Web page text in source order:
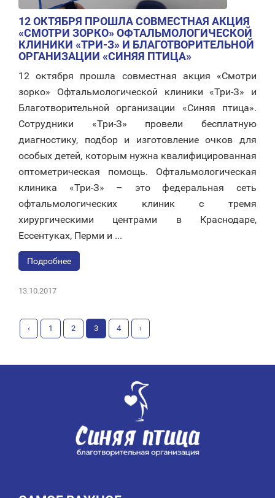
12 ОКТЯБРЯ ПРОШЛА СОВМЕСТНАЯ АКЦИЯ
«СМОТРИ ЗОРКО» ОФТАЛЬМОЛОГИЧЕСКОЙ
КЛИНИКИ «ТРИ-З» И БЛАГОТВОРИТЕЛЬНОЙ
ОРГАНИЗАЦИИ «СИНЯЯ ПТИЦА»
12 октября прошла совместная акция «Смотри
зорко» Офтальмологической клиники «Три-З» и
Благотворительной организации «Синяя птица».
Сотрудники «Три-З» провели бесплатную
диагностику, подбор и изготовление очков для
особых детей, которым нужна квалифицированная
оптометрическая помощь. Офтальмологическая
клиника «Три-З» – это федеральная сеть
офтальмологических клиник с тремя
хирургическими центрами в Краснодаре,
Ессентуках, Перми и ...
Подробнее
13.10.2017
‹ 1 2 3 4 ›